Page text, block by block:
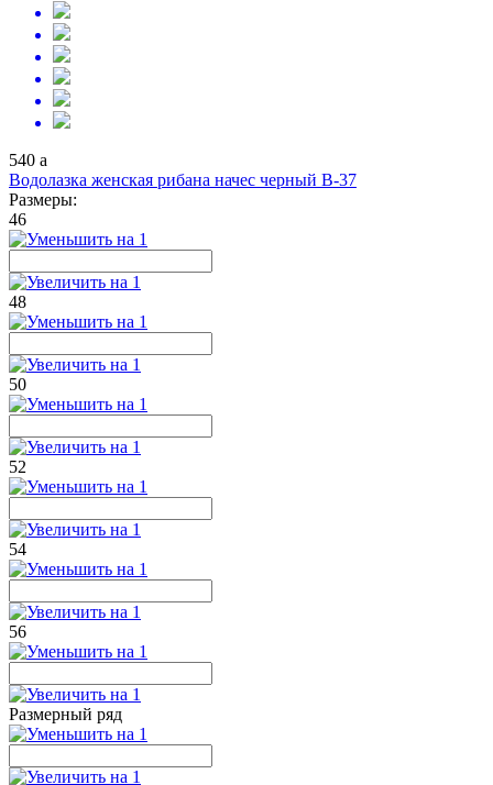
540 a
Водолазка женская рибана начес черный В-37
Размеры:
46
48
50
52
54
56
Размерный ряд